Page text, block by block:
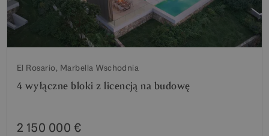
El Rosario, Marbella Wschodnia
4 wyłączne bloki z licencją na budowę
2 150 000 €